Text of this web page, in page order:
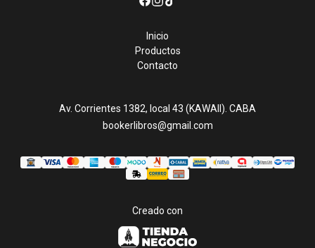
Inicio
Productos
Contacto
Av. Corrientes 1382, local 43 (KAWAII). CABA
bookerlibros@gmail.com
Creado con